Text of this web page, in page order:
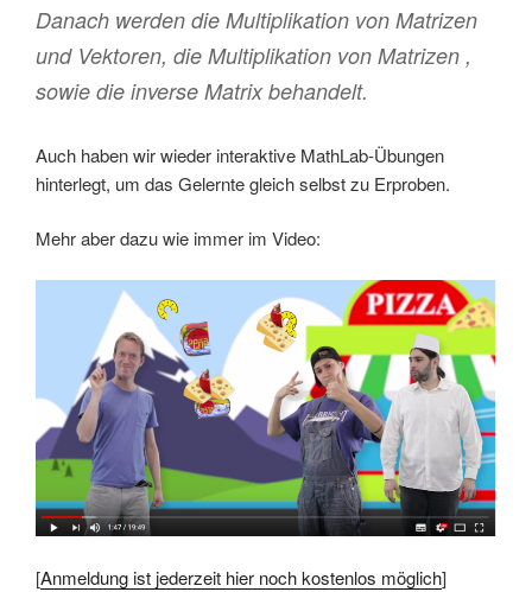
Danach werden die Multiplikation von Matrizen
und Vektoren, die Multiplikation von Matrizen ,
sowie die inverse Matrix behandelt.
Auch haben wir wieder interaktive MathLab-Übungen
hinterlegt, um das Gelernte gleich selbst zu Erproben.
Mehr aber dazu wie immer im Video:
[Anmeldung ist jederzeit hier noch kostenlos möglich]